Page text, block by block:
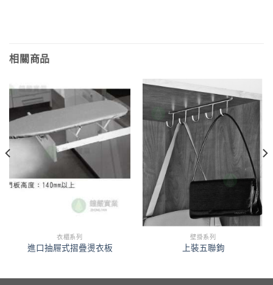
相關商品
衣櫃系列
進口抽屜式摺疊燙衣板
壁掛系列
上裝五聯鉤